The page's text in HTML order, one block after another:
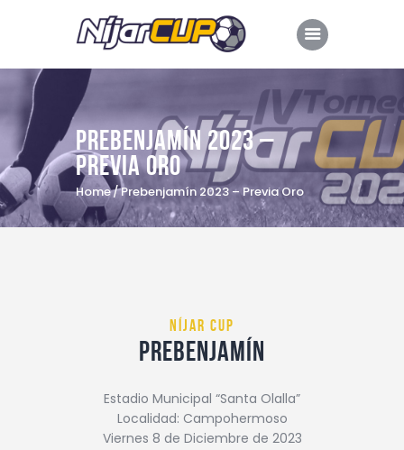
Prebenjamín 2023 –
Previa Oro
Home Prebenjamín 2023 – Previa Oro
Inicio
Dossier
Edición 2023
Comarca de Níjar
Colaboradores
Contacto
Níjar cup
Prebenjamín
Estadio Municipal “Santa Olalla”
Localidad: Campohermoso
Viernes 8 de Diciembre de 2023